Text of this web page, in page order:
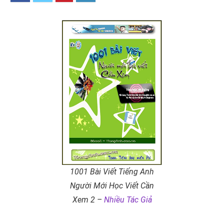
1001 Bài Viết Tiếng Anh
Người Mới Học Viết Cần
Xem 2 – Nhiều Tác Giả